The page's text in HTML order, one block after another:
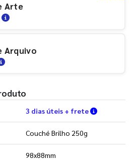
Arte
Arquivo
3 dias úteis + frete Verifique
Couché Brilho 250g
98x88mm